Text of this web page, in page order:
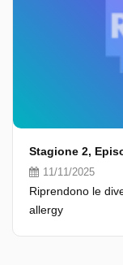
Stagione 2,
11/11/2025
Riprendono le
allergy